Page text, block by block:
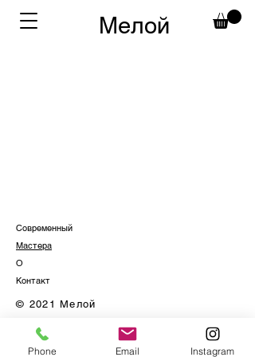
Мелой
Современный
Мастера
О
Контакт
© 2021 Мелой
Phone Email Instagram